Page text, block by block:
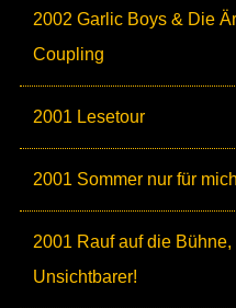
2002 Garlic Boys & Die
Coupling
2001 Lesetour
2001 Sommer nur für mich
2001 Rauf auf die Bühne,
Unsichtbarer!